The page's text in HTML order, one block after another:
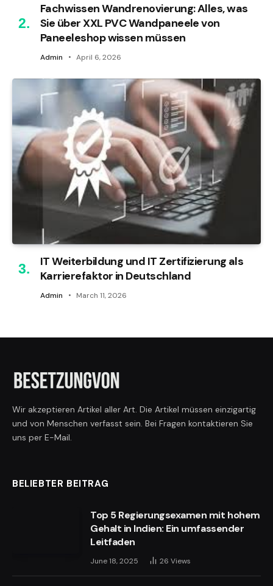
Fachwissen Wandrenovierung: Alles, was
Sie über XXL PVC Wandpaneele von
Paneeleshop wissen müssen
Admin April 6, 2026
IT Weiterbildung und IT Zertifizierung als
Karrierefaktor in Deutschland
Admin March 11, 2026
Wir akzeptieren Artikel aller Art. Die Artikel müssen einzigartig
und von Menschen verfasst sein. Bei Fragen kontaktieren Sie
uns per E-Mail.
BELIEBTER BEITRAG
Top 5 Regierungsexamen mit hohem
Gehalt in Indien: Ein umfassender
Leitfaden
June 18, 2025 26 Views